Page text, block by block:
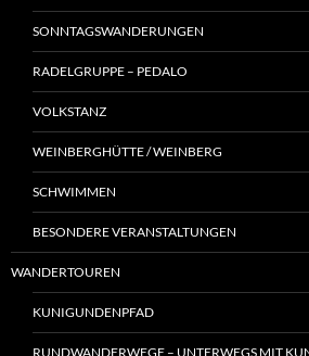
SONNTAGSWANDERUNGEN
RADELGRUPPE – PEDALO
VOLKSTANZ
WEINBERGHÜTTE / WEINBERG
SCHWIMMEN
BESONDERE VERANSTALTUNGEN
WANDERTOUREN
KUNIGUNDENPFAD
RUNDWANDERWEGE – UNTERWEGS MIT